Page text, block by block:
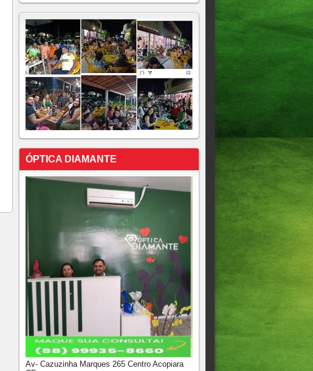
ÓPTICA DIAMANTE
Av- Cazuzinha Marques 265 Centro Acopiara